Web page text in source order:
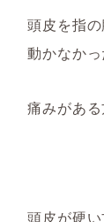
頭皮を指
動かなかっ
痛みがあ
頭皮が硬